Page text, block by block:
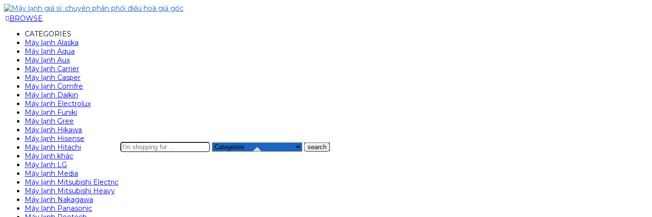
BROWSE
CATEGORIES
Máy lạnh Alaska
Máy lạnh Aqua
Máy lạnh Aux
Máy lạnh Carrier
Máy lạnh Casper
Máy lạnh Comfre
Máy lạnh Daikin
Máy lạnh Electrolux
Máy lạnh Funiki
Máy lạnh Gree
Máy lạnh Hikawa
Máy lạnh Hisense
Máy lạnh Hitachi
Máy lạnh khác
Máy lạnh LG
Máy lạnh Media
Máy lạnh Mitsubishi Electric
Máy lạnh Mitsubishi Heavy
Máy lạnh Nakagawa
Máy lạnh Panasonic
Search
here